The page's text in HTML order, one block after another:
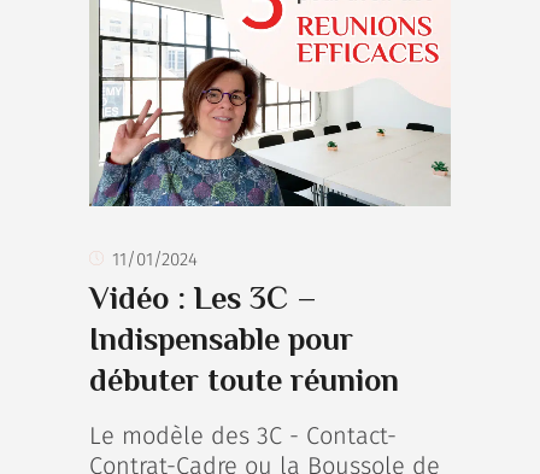
11/01/2024
Vidéo : Les 3C –
Indispensable pour
débuter toute réunion
Le modèle des 3C - Contact-
Contrat-Cadre ou la Boussole de